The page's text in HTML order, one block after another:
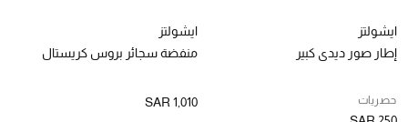
أمنيات تتلألأ مع النجوم
أحذية النسائية
ايشولتز
إطار صور ديدي كبير
حصريات
ايشولتز
منفضة سجائر بروس كريستال
SAR 1,010